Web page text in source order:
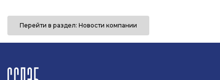
Перейти в раздел: Новости компании